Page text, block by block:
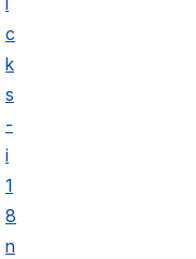
c
k
s
-
i
1
8
n